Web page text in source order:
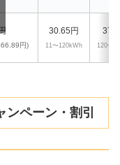
円)
30.65円
11〜120kWh 120〜
ンペーン・割引